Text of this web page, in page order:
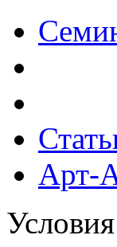
Арт-